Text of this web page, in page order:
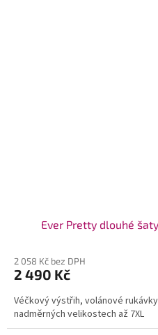
Ever Pretty dlouhé
2 058 Kč bez DPH
2 490 Kč
Véčkový výstřih, volánové
nadměrných velikostech až 7XL